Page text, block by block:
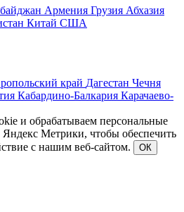
Армения Грузия Абхазия
Китай США
край Дагестан Чечня
Кабардино-Балкария Карачаево-
и обрабатываем персональные
Метрики, чтобы обеспечить
с нашим веб-сайтом.
ОК